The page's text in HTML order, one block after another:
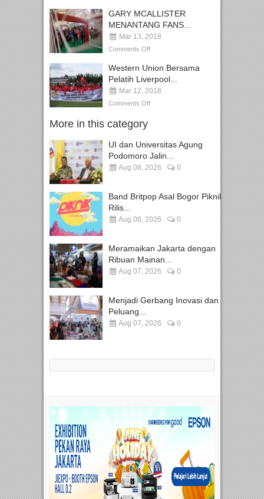
GARY MCALLISTER
MENANTANG FANS...
Mar 13, 2018
Comments Off
Western Union Bersama
Pelatih Liverpool...
Mar 12, 2018
Comments Off
More in this category
UI dan Universitas Agung
Podomoro Jalin...
Aug 08, 2026 0
Band Britpop Asal Bogor Piknik
Rilis...
Aug 08, 2026 0
Meramaikan Jakarta dengan
Ribuan Mainan...
Aug 07, 2026 0
Menjadi Gerbang Inovasi dan
Peluang...
Aug 07, 2026 0